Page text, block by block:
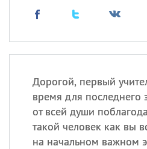
Дорогой, первый
время для последнего
от всей души
такой человек как вы
на начальном важном